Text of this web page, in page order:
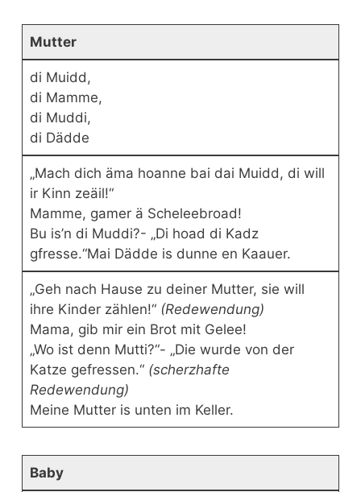
Mutter
di Muidd,
di Mamme,
di Muddi,
di Dädde
„Mach dich äma hoanne bai dai Muidd, di will
ir Kinn zeäil!“
Mamme, gamer ä Scheleebroad!
Bu is’n di Muddi?- „Di hoad di Kadz
gfresse.“Mai Dädde is dunne en Kaauer.
„Geh nach Hause zu deiner Mutter, sie will
ihre Kinder zählen!“ (Redewendung)
Mama, gib mir ein Brot mit Gelee!
„Wo ist denn Mutti?“- „Die wurde von der
Katze gefressen.“ (scherzhafte
Redewendung)
Meine Mutter is unten im Keller.
Baby